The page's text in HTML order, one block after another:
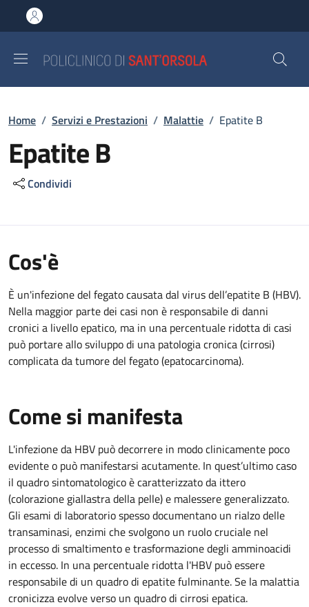
al contenuto principale
to footer content
Briciole di pane
Home / Servizi e Prestazioni / Malattie / Epatite B
Epatite B
Condividi
Cos'è
È un'infezione del fegato causata dal virus dell’epatite B (HBV).
Nella maggior parte dei casi non è responsabile di danni
cronici a livello epatico, ma in una percentuale ridotta di casi
può portare allo sviluppo di una patologia cronica (cirrosi)
complicata da tumore del fegato (epatocarcinoma).
Come si manifesta
L'infezione da HBV può decorrere in modo clinicamente poco
evidente o può manifestarsi acutamente. In quest’ultimo caso
il quadro sintomatologico è caratterizzato da ittero
(colorazione giallastra della pelle) e malessere generalizzato.
Gli esami di laboratorio spesso documentano un rialzo delle
transaminasi, enzimi che svolgono un ruolo cruciale nel
processo di smaltimento e trasformazione degli amminoacidi
in eccesso. In una percentuale ridotta l'HBV può essere
responsabile di un quadro di epatite fulminante. Se la malattia
cronicizza evolve verso un quadro di cirrosi epatica.